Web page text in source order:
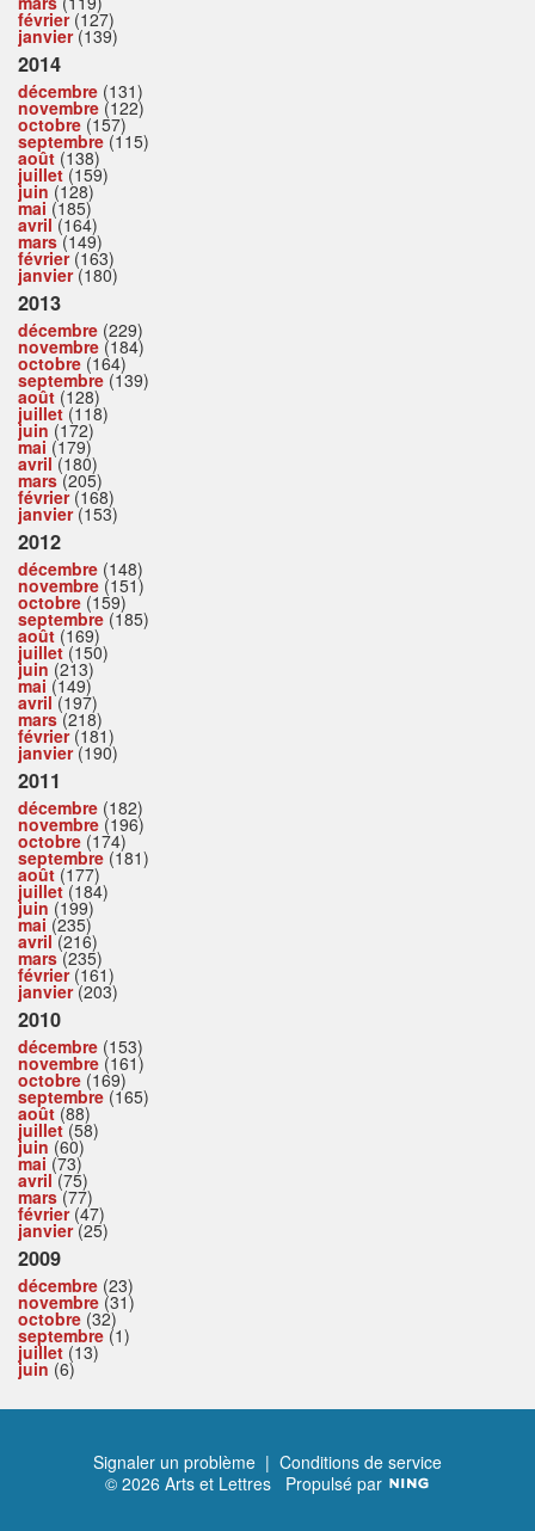
février(127)
janvier(139)
2014
décembre (131)
novembre (122)
octobre (157)
septembre (115)
août (138)
juillet(159)
juin (128)
mai (185)
avril(164)
mars(149)
février(163)
janvier(180)
2013
décembre (229)
novembre (184)
octobre (164)
septembre (139)
août (128)
juillet(118)
juin (172)
mai (179)
avril(180)
mars(205)
février(168)
janvier(153)
2012
décembre (148)
novembre (151)
octobre (159)
septembre (185)
août (169)
juillet(150)
juin (213)
mai (149)
avril(197)
mars(218)
février(181)
janvier(190)
2011
décembre (182)
novembre (196)
octobre (174)
septembre (181)
août (177)
juillet(184)
juin (199)
mai (235)
avril(216)
mars(235)
février(161)
janvier(203)
2010
décembre (153)
novembre (161)
octobre (169)
septembre (165)
août (88)
juillet(58)
juin (60)
mai (73)
avril(75)
mars(77)
février(47)
janvier(25)
2009
décembre (23)
novembre (31)
octobre (32)
septembre (1)
juillet (13)
juin (6)
Signaler un problème | Conditions de service
© 2026 Arts et Lettres Propulsé par